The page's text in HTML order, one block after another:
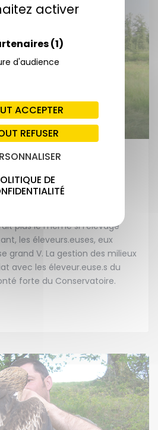
activer
(1)
d'audience
ACCEPTER
REFUSER
DE
et milieux
plus le même si l’élevage
les éleveurs.euses, eux
grand V. La gestion des milieux
avec les éleveur.euse.s du
forte du Conservatoire.